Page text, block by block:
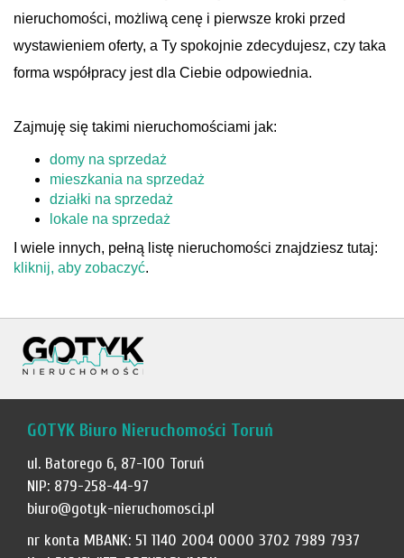
nieruchomości, możliwą cenę i pierwsze kroki przed
wystawieniem oferty, a Ty spokojnie zdecydujesz, czy taka
forma współpracy jest dla Ciebie odpowiednia.
Zajmuję się takimi nieruchomościami jak:
domy na sprzedaż
mieszkania na sprzedaż
działki na sprzedaż
lokale na sprzedaż
I wiele innych, pełną listę nieruchomości znajdziesz tutaj:
kliknij, aby zobaczyć.
GOTYK Biuro Nieruchomości Toruń
ul. Batorego 6, 87-100 Toruń
NIP: 879-258-44-97
biuro@gotyk-nieruchomosci.pl
nr konta MBANK: 51 1140 2004 0000 3702 7989 7937